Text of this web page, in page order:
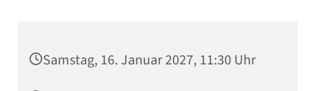
Samstag, 16. Januar 2027, 11:30 Uhr